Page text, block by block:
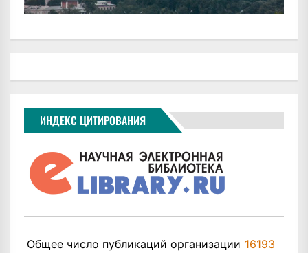
ИНДЕКС ЦИТИРОВАНИЯ
Общее число публикаций организации 16193